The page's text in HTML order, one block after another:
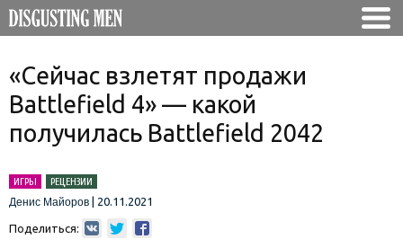
«Сейчас взлетят продажи
Battlefield 4» — какой
получилась Battlefield 2042
ИГРЫ
РЕЦЕНЗИИ
Денис Майоров
20.11.2021
Поделиться: